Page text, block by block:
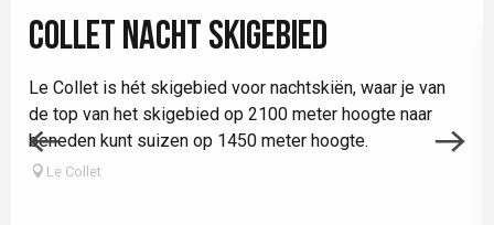
COLLET NACHT SKIGEBIED
Le Collet is hét skigebied voor nachtskiën, waar je van
de top van het skigebied op 2100 meter hoogte naar
beneden kunt suizen op 1450 meter hoogte.
Le Collet